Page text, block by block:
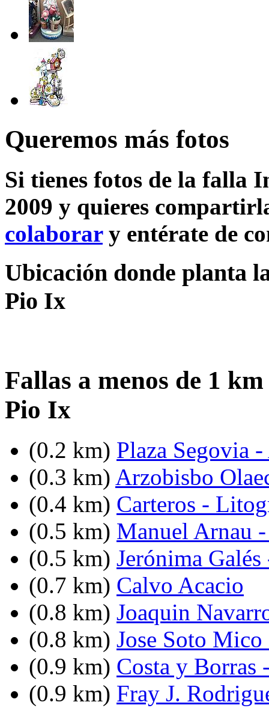
Queremos más fotos
Si tienes fotos de la falla
2009 y quieres
colaborary entérate de
Ubicación donde planta
Pio Ix
Fallas a menos de 1
Pio Ix
(0.2 km) Plaza Segovia
(0.3 km) Arzobisbo
(0.4 km) Carteros -
(0.5 km) Manuel Arnau
(0.5 km) Jerónima
(0.7 km) Calvo Acacio
(0.8 km) Joaquin
(0.8 km) Jose Soto
(0.9 km) Costa y Borras
(0.9 km) Fray J.